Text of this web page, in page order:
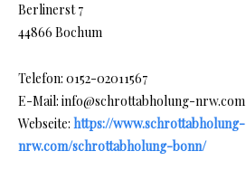
Berlinerst 7
44866 Bochum
Telefon: 0152-02011567
E-Mail: info@schrottabholung-nrw.com
Webseite: https://www.schrottabholung-
nrw.com/schrottabholung-bonn/